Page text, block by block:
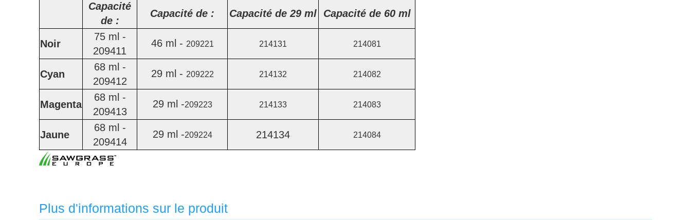
Capacité
de :
Capacité de : Capacité de 29 ml Capacité de 60 ml
Noir
75 ml -
209411
46 ml - 209221 214131 214081
Cyan
68 ml -
209412
29 ml - 209222 214132 214082
Magenta
68 ml -
209413
29 ml -209223 214133 214083
Jaune
68 ml -
209414
29 ml -209224 214134 214084
Plus d'informations sur le produit